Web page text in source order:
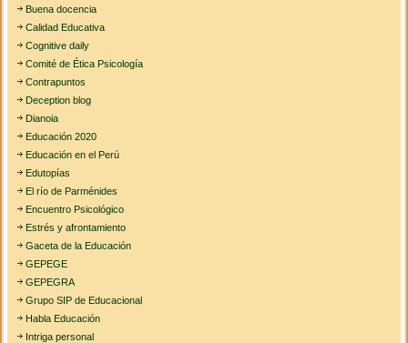
Buena docencia
Calidad Educativa
Cognitive daily
Comité de Ética Psicología
Contrapuntos
Deception blog
Dianoia
Educación 2020
Educación en el Perú
Edutopías
El río de Parménides
Encuentro Psicológico
Estrés y afrontamiento
Gaceta de la Educación
GEPEGE
GEPEGRA
Grupo SIP de Educacional
Habla Educación
Intriga personal